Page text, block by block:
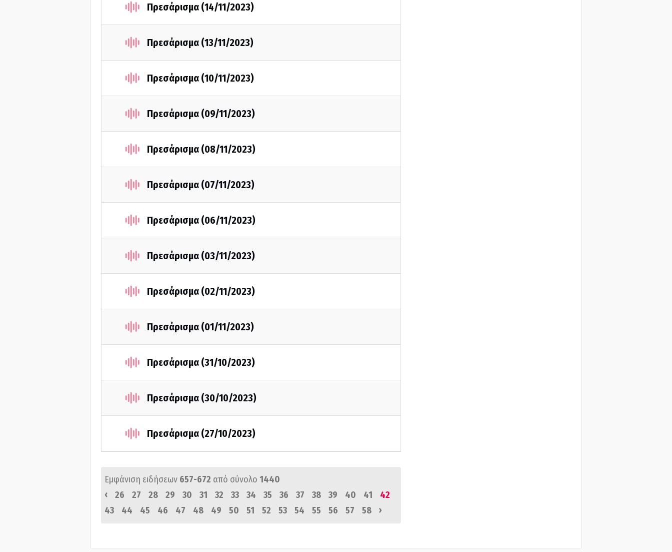
Πρεσάρισμα (14/11/2023)
Πρεσάρισμα (13/11/2023)
Πρεσάρισμα (10/11/2023)
Πρεσάρισμα (09/11/2023)
Πρεσάρισμα (08/11/2023)
Πρεσάρισμα (07/11/2023)
Πρεσάρισμα (06/11/2023)
Πρεσάρισμα (03/11/2023)
Πρεσάρισμα (02/11/2023)
Πρεσάρισμα (01/11/2023)
Πρεσάρισμα (31/10/2023)
Πρεσάρισμα (30/10/2023)
Πρεσάρισμα (27/10/2023)
Εμφάνιση ειδήσεων 657-672 από σύνολο 1440
‹
26 27 28 29 30 31 32 33 34 35 36 37 38 39 40 41
42
43
44 45 46 47 48 49 50 51 52 53 54 55 56 57 58 ›